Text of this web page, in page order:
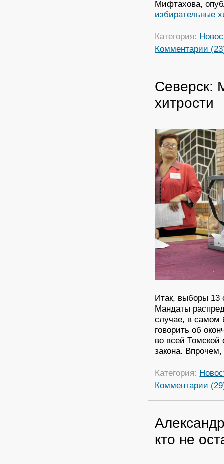
Мифтахова,
избирательные
Категория:
Комментарии
Северск:
хитрости
Итак, выборы 13
Мандаты
случае, в самом
говорить об
во всей
закона.
Категория:
Комментарии
кто не